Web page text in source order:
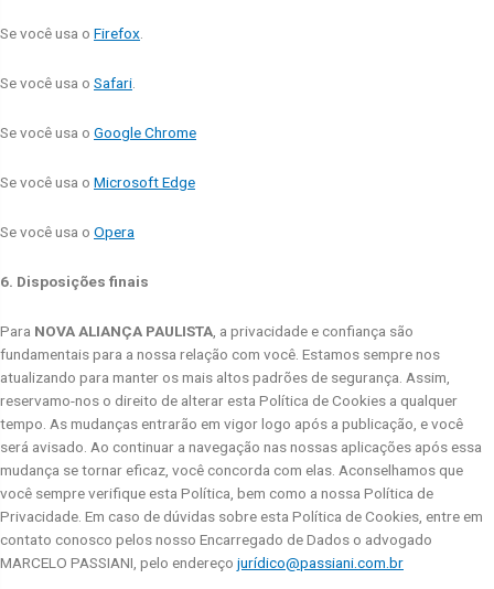
Se você usa o Firefox
Se você usa o Safari
Se você usa o Google Chrome
Se você usa o Microsoft Edge
Se você usa o Opera
6. Disposições finais
Para NOVA ALIANÇA PAULISTA , a privacidade e confiança são
fundamentais para a nossa relação com você. Estamos sempre nos
atualizando para manter os mais altos padrões de segurança. Assim,
reservamo-nos o direito de alterar esta Política de Cookies a qualquer
tempo. As mudanças entrarão em vigor logo após a publicação, e você
será avisado. Ao continuar a navegação nas nossas aplicações após essa
mudança se tornar eficaz, você concorda com elas. Aconselhamos que
você sempre verifique esta Política, bem como a nossa Política de
Privacidade. Em caso de dúvidas sobre esta Política de Cookies, entre em
contato conosco pelos nosso Encarregado de Dados o advogado
MARCELO PASSIANI, pelo endereço jurídico@passiani.com.br